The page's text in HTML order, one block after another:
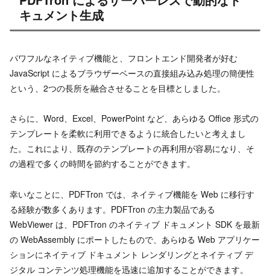
キュメント生成
パワフルなネイティブ機能と、フロントエンド開発者が好む
JavaScript によるブラウザーベースの直接組み込み処理の簡便性
という、2つの長所を融合させることを目標としました。
さらに、Word、Excel、PowerPoint など、あらゆる Office 形式の
テンプレートを柔軟に利用できるように統合したいと考えまし
た。これにより、既存のテンプレートの再利用が容易になり、そ
の過程で多くの時間を節約することができます。
幸いなことに、PDFTron では、ネイティブ機能を Web に移行す
る経験が数多くあります。PDFTron の主力製品である
WebViewer は、PDFTron のネイティブ ドキュメント SDK を最新
の WebAssembly にポートしたもので、あらゆる Web アプリケー
ションにネイティブ ドキュメント レンダリングとネイティブ デ
ジタル コンテンツ処理機能を迅速に追加することができます。